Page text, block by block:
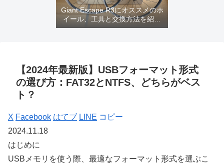
Giant Escape R3にオススメのホ
イール、工具と交換方法を紹介
するよ
【2024年最新版】USBフォーマット形式
の選び方：FAT32とNTFS、どちらがベス
ト？
X Facebook はてブ LINE コピー
2024.11.18
はじめに
USBメモリを使う際、最適なフォーマット形式を選ぶこ